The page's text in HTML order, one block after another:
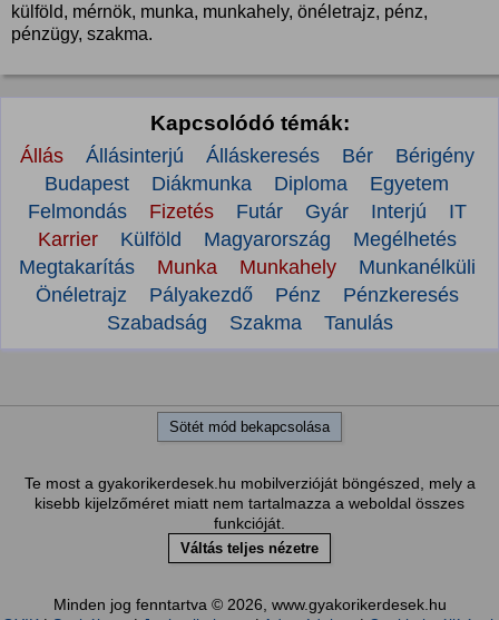
külföld, mérnök, munka, munkahely, önéletrajz, pénz,
pénzügy, szakma.
Kapcsolódó témák:
Állás Állásinterjú Álláskeresés Bér
Bérigény
Budapest
Diákmunka Diploma
Egyetem
Felmondás
Fizetés Futár Gyár Interjú
IT
Karrier
Külföld Magyarország
Megélhetés
Megtakarítás
Munka Munkahely
Munkanélküli
Önéletrajz
Pályakezdő Pénz
Pénzkeresés
Szabadság
Szakma Tanulás
Sötét mód bekapcsolása
Te most a gyakorikerdesek.hu mobilverzióját böngészed, mely a
kisebb kijelzőméret miatt nem tartalmazza a weboldal összes
funkcióját.
Váltás teljes nézetre
Minden jog fenntartva © 2026, www.gyakorikerdesek.hu